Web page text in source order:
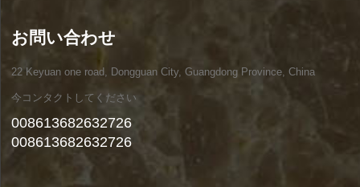
お問い合わせ
22 Keyuan one road, Dongguan City, Guangdong Province, China
今コンタクトしてください
008613682632726
008613682632726